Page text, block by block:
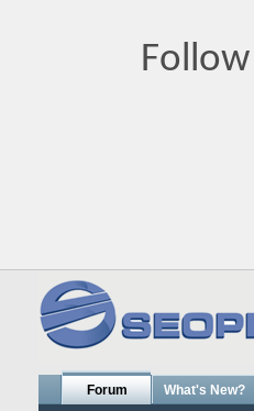
Forum What's New?